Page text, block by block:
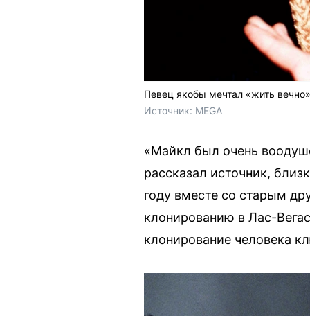
Певец якобы мечтал «жить
Источник: MEGA
«Майкл был очень
рассказал источник,
году вместе со старым
клонированию в Лас-
клонирование человека